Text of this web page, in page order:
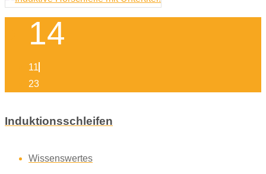
14
11
23
Induktionsschleifen
Wissenswertes